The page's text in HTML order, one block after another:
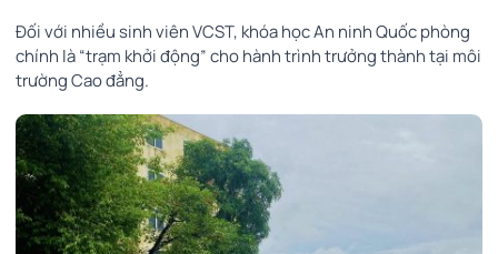
Đối với nhiều sinh viên VCST, khóa học An ninh Quốc phòng
chính là “trạm khởi động” cho hành trình trưởng thành tại môi
trường Cao đẳng.